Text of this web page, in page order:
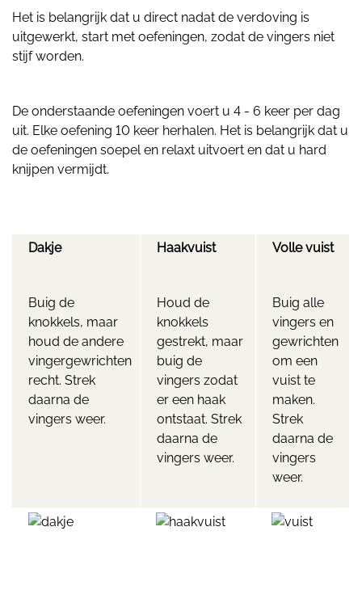
Het is belangrijk dat u direct nadat de verdoving is
uitgewerkt, start met oefeningen, zodat de vingers niet
stijf worden.
De onderstaande oefeningen voert u 4 - 6 keer per dag
uit. Elke oefening 10 keer herhalen. Het is belangrijk dat u
de oefeningen soepel en relaxt uitvoert en dat u hard
knijpen vermijdt.
Dakje
Buig de
knokkels, maar
houd de andere
vingergewrichten
recht. Strek
daarna de
vingers weer.
Haakvuist
Houd de
knokkels
gestrekt, maar
buig de
vingers zodat
er een haak
ontstaat. Strek
daarna de
vingers weer.
Volle vuist
Buig alle
vingers en
gewrichten
om een
vuist te
maken.
Strek
daarna de
vingers
weer.